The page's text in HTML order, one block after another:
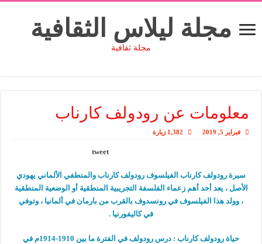
مجلة ليلاس الثقافية
مجلة ثقافية
معلومات عن رودولف كارناب
فبراير 5, 2019 1,382 زيارة
tweet
سيرة رودولف كارناب الفيلسوف رودولف كارناب والمنطفي الألماني يهودي
الأصل ، يعد أحد أهم زعماء الفلسفة التجريبية المنطقية أو الوضعية المنطقية
، وولد هذا الفيلسوف في رونسدوف بالقرب من بارمان في ألمانيا ، وتوفي
في كاليفورنيا .
حياة رودولف كارناب :
درس رودولف في الفترة ما بين 1910-1914م في